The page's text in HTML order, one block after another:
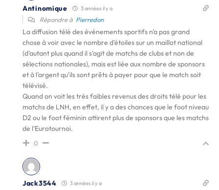
Antinomique 3 années il y a
Répondre à Pierredon
La diffusion télé des événements sportifs n'a pas grand
chose à voir avec le nombre d'étoiles sur un maillot national
(d'autant plus quand il s'agit de matchs de clubs et non de
sélections nationales), mais est liée aux nombre de sponsors
et à l'argent qu'ils sont prêts à payer pour que le match soit
télévisé.
Quand on voit les très faibles revenus des droits télé pour les
matchs de LNH, en effet, il y a des chances que le foot niveau
D2 ou le foot féminin attirent plus de sponsors que les matchs
de l'Eurotournoi.
0
Jack3544 3 années il y a